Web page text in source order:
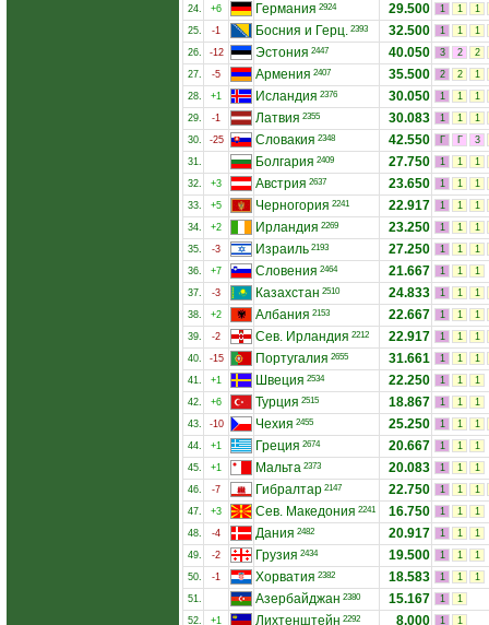
24.
+6 Германия 2924 29.500 1 1
1
25.
-1 Босния и Герц. 2393 32.500 1 1
1
26.
-12 Эстония 2447 40.050 3 2
2
27.
-5 Армения 2407 35.500 2 2
1
28.
+1 Исландия 2376 30.050 1 1
1
29.
-1 Латвия 2355 30.083 1 1
1
30.
-25 Словакия 2348 42.550 Г Г
3
31.
Болгария 2409 27.750 1 1
1
32.
+3 Австрия 2637 23.650 1 1
1
33.
+5 Черногория 2241 22.917 1 1
1
34.
+2 Ирландия 2269 23.250 1 1
1
35.
-3 Израиль 2193 27.250 1 1
1
36.
+7 Словения 2464 21.667 1 1
1
37.
-3 Казахстан 2510 24.833 1 1
1
38.
+2 Албания 2153 22.667 1 1
1
39.
-2 Сев. Ирландия 2212 22.917 1 1
1
40.
-15 Португалия 2655 31.661 1 1
1
41.
+1 Швеция 2534 22.250 1 1
1
42.
+6 Турция 2515 18.867 1 1
1
43.
-10 Чехия 2455 25.250 1 1
1
44.
+1 Греция 2674 20.667 1 1
1
45.
+1 Мальта 2373 20.083 1 1
1
46.
-7 Гибралтар 2147 22.750 1 1
1
47.
+3 Сев. Македония 2241 16.750 1 1
1
48.
-4 Дания 2482 20.917 1 1
1
49.
-2 Грузия 2434 19.500 1 1
1
50.
-1 Хорватия 2382 18.583 1 1
1
51.
Азербайджан 2380 15.167 1
1
52.
+1 Лихтенштейн 2292 8.000 1
1